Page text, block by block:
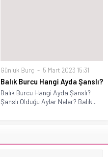
Günlük Burç 5 Mart 2023 15:31
Balık Burcu Hangi Ayda Şanslı?
Balık Burcu Hangi Ayda Şanslı?
Şanslı Olduğu Aylar Neler? Balık...